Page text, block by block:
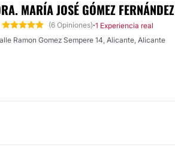
MARÍA JOSÉ GÓMEZ FERNÁNDEZ
(6 Opiniones)·1 Experiencia real
Ramon Gomez Sempere 14, Alicante, Alicante